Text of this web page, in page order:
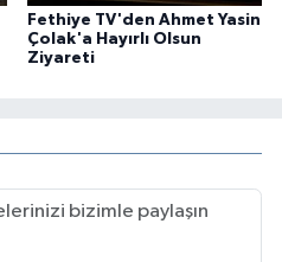
Fethiye TV'den Ahmet Yasin
Çolak'a Hayırlı Olsun
Ziyareti